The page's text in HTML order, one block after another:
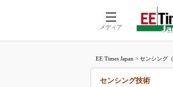
メディア
EE Times Japan > センシング
センシング技術